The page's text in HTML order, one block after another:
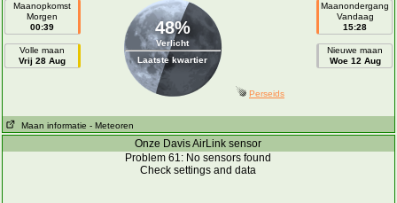
Maanopkomst
Morgen
00:39
Volle maan
Vrij 28 Aug
48%
Verlicht
Laatste kwartier
Maanondergang
Vandaag
15:28
Nieuwe maan
Woe 12 Aug
Perseids
Maan informatie - Meteoren
Onze Davis AirLink sensor
Problem 61: No sensors found
Check settings and data